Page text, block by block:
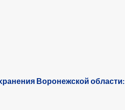
Воронежской области: